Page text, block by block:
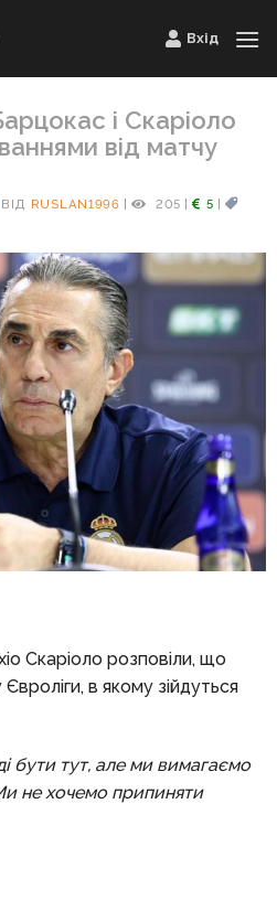
Вхід
і Скаріоло
від матчу
ВІД RUSLAN1996 | 205 | 5 |
Скаріоло розповіли, що
в якому зійдуться
бути тут, але ми вимагаємо
не хочемо припиняти